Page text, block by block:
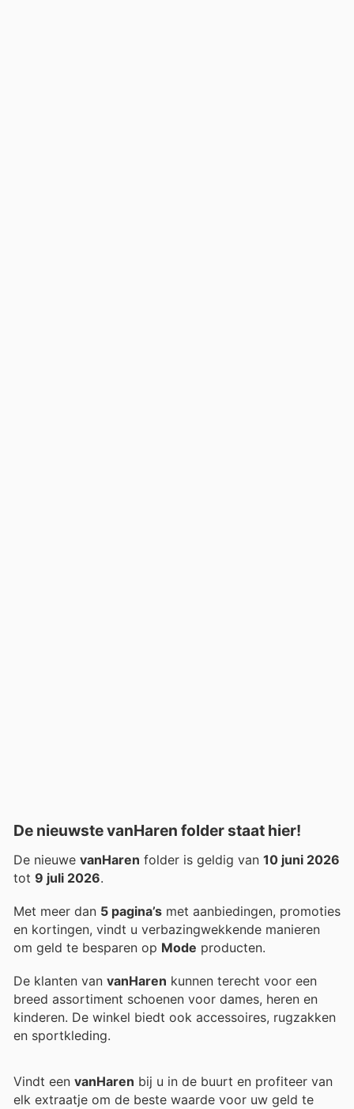
De nieuwste vanHaren folder staat hier!
De nieuwe vanHaren folder is geldig van 10 juni 2026
tot 9 juli 2026.
Met meer dan 5 pagina’s met aanbiedingen, promoties
en kortingen, vindt u verbazingwekkende manieren
om geld te besparen op Mode producten.
De klanten van vanHaren kunnen terecht voor een
breed assortiment schoenen voor dames, heren en
kinderen. De winkel biedt ook accessoires, rugzakken
en sportkleding.
Vindt een vanHaren bij u in de buurt en profiteer van
elk extraatje om de beste waarde voor uw geld te